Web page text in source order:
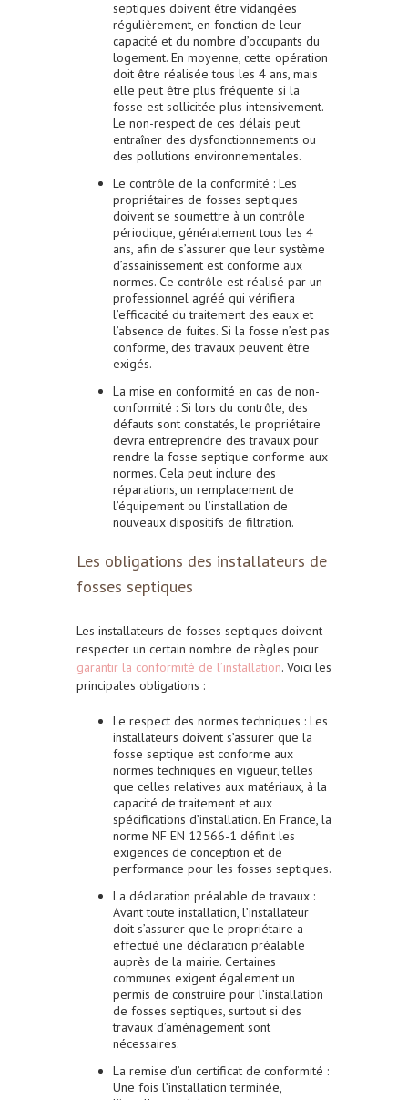
septiques doivent être vidangées
régulièrement, en fonction de leur
capacité et du nombre d’occupants du
logement. En moyenne, cette opération
doit être réalisée tous les 4 ans, mais
elle peut être plus fréquente si la
fosse est sollicitée plus intensivement.
Le non-respect de ces délais peut
entraîner des dysfonctionnements ou
des pollutions environnementales.
Le contrôle de la conformité : Les
propriétaires de fosses septiques
doivent se soumettre à un contrôle
périodique, généralement tous les 4
ans, afin de s’assurer que leur système
d’assainissement est conforme aux
normes. Ce contrôle est réalisé par un
professionnel agréé qui vérifiera
l’efficacité du traitement des eaux et
l’absence de fuites. Si la fosse n’est pas
conforme, des travaux peuvent être
exigés.
La mise en conformité en cas de non-
conformité : Si lors du contrôle, des
défauts sont constatés, le propriétaire
devra entreprendre des travaux pour
rendre la fosse septique conforme aux
normes. Cela peut inclure des
réparations, un remplacement de
l’équipement ou l’installation de
nouveaux dispositifs de filtration.
Les obligations des installateurs de
fosses septiques
Les installateurs de fosses septiques doivent
respecter un certain nombre de règles pour
garantir la conformité de l’installation. Voici les
principales obligations :
Le respect des normes techniques : Les
installateurs doivent s’assurer que la
fosse septique est conforme aux
normes techniques en vigueur, telles
que celles relatives aux matériaux, à la
capacité de traitement et aux
spécifications d’installation. En France, la
norme NF EN 12566-1 définit les
exigences de conception et de
performance pour les fosses septiques.
La déclaration préalable de travaux :
Avant toute installation, l’installateur
doit s’assurer que le propriétaire a
effectué une déclaration préalable
auprès de la mairie. Certaines
communes exigent également un
permis de construire pour l’installation
de fosses septiques, surtout si des
travaux d’aménagement sont
nécessaires.
La remise d’un certificat de conformité :
Une fois l’installation terminée,